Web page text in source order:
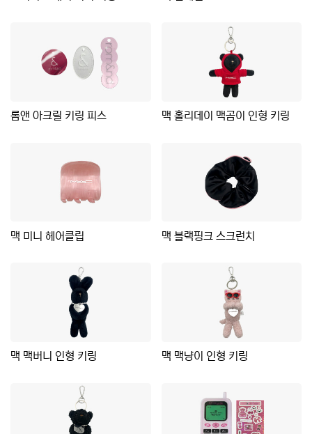
롬앤 아크릴 키링 피스 맥 홀리데이 맥곰이 인형 키링
맥 미니 헤어클립 맥 블랙핑크 스크런치
맥 맥버니 인형 키링 맥 맥냥이 인형 키링